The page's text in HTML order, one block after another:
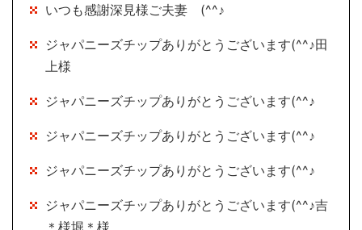
いつも感謝深見様ご夫妻 (^^♪
ジャパニーズチップありがとうございます(^^♪田
上様
ジャパニーズチップありがとうございます(^^♪
ジャパニーズチップありがとうございます(^^♪
ジャパニーズチップありがとうございます(^^♪
ジャパニーズチップありがとうございます(^^♪吉
＊様堀＊様